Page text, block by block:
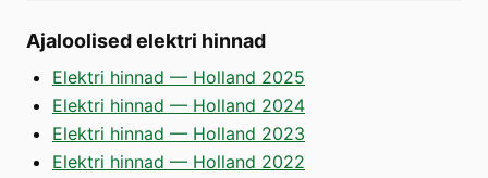
Ajaloolised elektri hinnad
Elektri hinnad — Holland 2025
Elektri hinnad — Holland 2024
Elektri hinnad — Holland 2023
Elektri hinnad — Holland 2022